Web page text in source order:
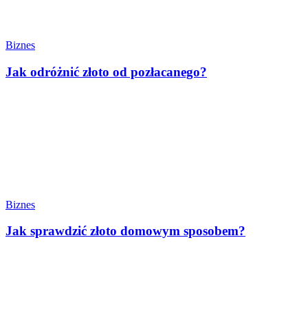
Biznes
Jak odróżnić złoto od pozłacanego?
Biznes
Jak sprawdzić złoto domowym sposobem?